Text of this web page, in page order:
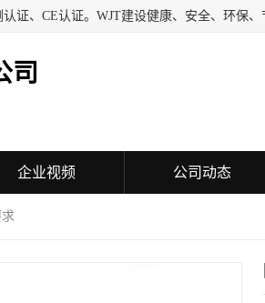
司
企业视频 公司动态